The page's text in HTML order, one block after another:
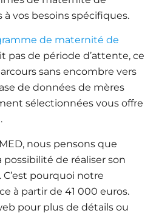
vos besoins spécifiques.
de maternité de
pas de période d’attente, ce
sans encombre vers
de données de mères
sélectionnées vous offre
nous pensons que
de réaliser son
C’est pourquoi notre
à partir de 41 000 euros.
pour plus de détails ou